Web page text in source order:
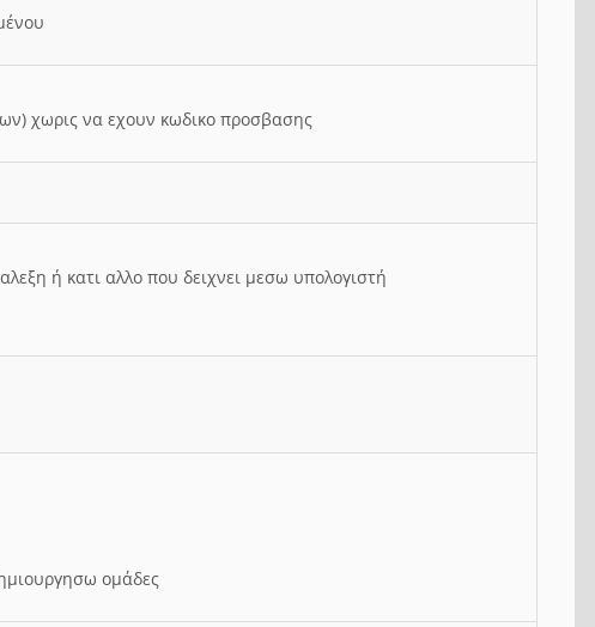
χωρις να εχουν κωδικο προσβασης
ή κατι αλλο που δειχνει μεσω υπολογιστή
ομάδες